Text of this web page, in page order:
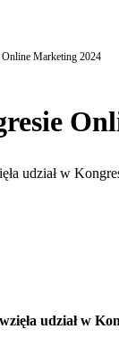
Online Marketing 2024
udział w
udział w